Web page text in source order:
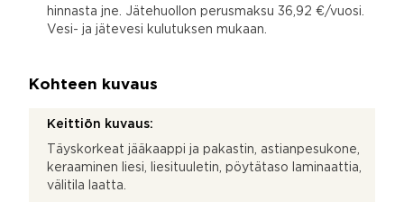
hinnasta jne. Jätehuollon perusmaksu 36,92 €/vuosi.
Vesi- ja jätevesi kulutuksen mukaan.
Kohteen kuvaus
Keittiön kuvaus:
Täyskorkeat jääkaappi ja pakastin, astianpesukone,
keraaminen liesi, liesituuletin, pöytätaso laminaattia,
välitila laatta.